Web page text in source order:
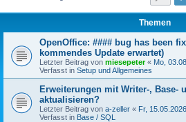
Themen
OpenOffice: #### bug has been
kommendes Update erwartet)
Letzter Beitrag von miesepeter« Mo,
Verfasst in Setup und Allgemeines
Erweiterungen mit Writer-, Base-
aktualisieren?
Letzter Beitrag von a-zeller « Fr,
Verfasst in Base / SQL